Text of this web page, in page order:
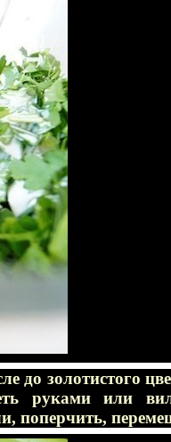
до золотистого
руками или
поперчить,